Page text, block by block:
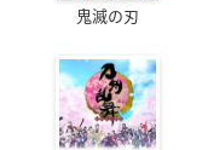
鬼滅の刃